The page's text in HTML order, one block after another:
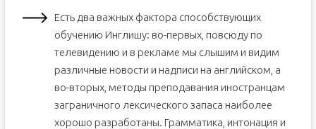
Есть два важных фактора способствующих
обучению Инглишу: во-первых, повсюду по
телевидению и в рекламе мы слышим и видим
различные новости и надписи на английском, а
во-вторых, методы преподавания иностранцам
заграничного лексического запаса наиболее
хорошо разработаны. Грамматика, интонация и